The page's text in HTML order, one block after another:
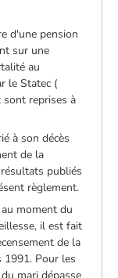
d'une pension
sur une
au
le Statec (
sont reprises à
à son décès
de la
publiés
règlement.
moment du
il est fait
de la
1991. Pour les
mari dépasse